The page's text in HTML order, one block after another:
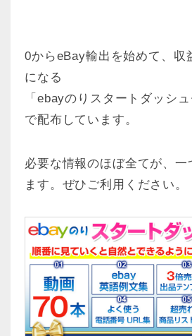
0からeBay輸出を始めて、収
になる
「ebayのりスタートダッシ
で配布しています。
必要な情報のほぼ全てが、一
ます。ぜひご利用ください。